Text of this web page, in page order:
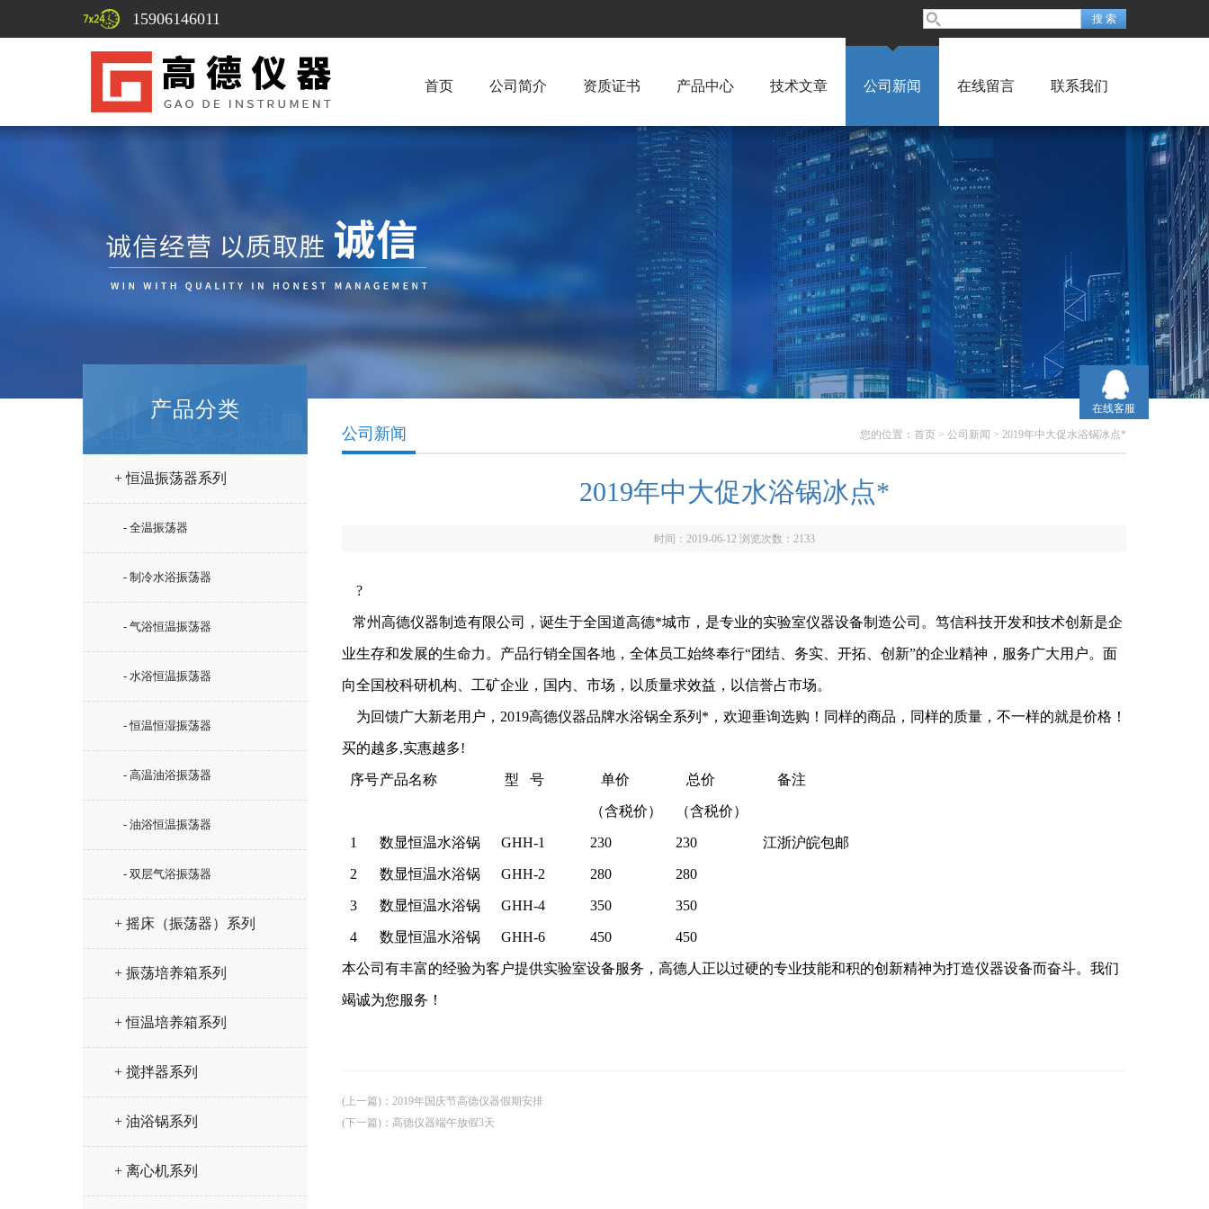
15906146011
首页 公司简介 资质证书 产品中心 技术文章 公司新闻 在线留言 联系我们
产品分类
+ 恒温振荡器系列
- 全温振荡器
- 制冷水浴振荡器
- 气浴恒温振荡器
- 水浴恒温振荡器
- 恒温恒湿振荡器
- 高温油浴振荡器
- 油浴恒温振荡器
- 双层气浴振荡器
+ 摇床（振荡器）系列
+ 振荡培养箱系列
+ 恒温培养箱系列
+ 搅拌器系列
+ 油浴锅系列
+ 离心机系列
您的位置： 首页 > 公司新闻 > 2019年中大促水浴锅冰点*
公司新闻
2019年中大促水浴锅冰点*
时间：2019-06-12 浏览次数： 2133
?
常州高德仪器制造有限公司，诞生于全国道高德*城市，是专业的实验室仪器设备制造公司。笃信科技开发和技术创新是企
业生存和发展的生命力。产品行销全国各地，全体员工始终奉行“团结、务实、开拓、创新”的企业精神，服务广大用户。面
向全国校科研机构、工矿企业，国内、市场，以质量求效益，以信誉占市场。
为回馈广大新老用户，2019高德仪器品牌水浴锅全系列*，欢迎垂询选购！同样的商品，同样的质量，不一样的就是价格！
买的越多,实惠越多!
序号产品名称 型 号 单价
（含税价）
总价
（含税价）
备注
1 数显恒温水浴锅 GHH-1 230 230 江浙沪皖包邮
2 数显恒温水浴锅 GHH-2 280 280
3 数显恒温水浴锅 GHH-4 350 350
4 数显恒温水浴锅 GHH-6 450 450
本公司有丰富的经验为客户提供实验室设备服务，高德人正以过硬的专业技能和积的创新精神为打造仪器设备而奋斗。我们
竭诚为您服务！
(上一篇) ： 2019年国庆节高德仪器假期安排
(下一篇) ： 高德仪器端午放假3天
在线客服